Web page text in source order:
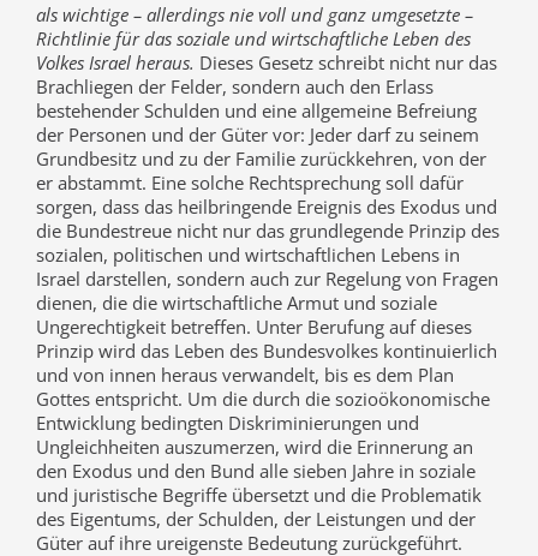
als wichtige – allerdings nie voll und ganz umgesetzte –
Richtlinie für das soziale und wirtschaftliche Leben des
Volkes Israel heraus. Dieses Gesetz schreibt nicht nur das
Brachliegen der Felder, sondern auch den Erlass
bestehender Schulden und eine allgemeine Befreiung
der Personen und der Güter vor: Jeder darf zu seinem
Grundbesitz und zu der Familie zurückkehren, von der
er abstammt. Eine solche Rechtsprechung soll dafür
sorgen, dass das heilbringende Ereignis des Exodus und
die Bundestreue nicht nur das grundlegende Prinzip des
sozialen, politischen und wirtschaftlichen Lebens in
Israel darstellen, sondern auch zur Regelung von Fragen
dienen, die die wirtschaftliche Armut und soziale
Ungerechtigkeit betreffen. Unter Berufung auf dieses
Prinzip wird das Leben des Bundesvolkes kontinuierlich
und von innen heraus verwandelt, bis es dem Plan
Gottes entspricht. Um die durch die sozioökonomische
Entwicklung bedingten Diskriminierungen und
Ungleichheiten auszumerzen, wird die Erinnerung an
den Exodus und den Bund alle sieben Jahre in soziale
und juristische Begriffe übersetzt und die Problematik
des Eigentums, der Schulden, der Leistungen und der
Güter auf ihre ureigenste Bedeutung zurückgeführt.